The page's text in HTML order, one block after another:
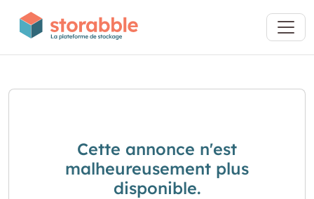
Cette annonce n'est
malheureusement plus
disponible.